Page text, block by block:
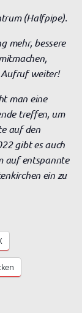
(Halfpipe).
mehr, bessere
Aufruf weiter!
man eine
treffen, um
auf den
gibt es auch
auf entspannte
ein zu